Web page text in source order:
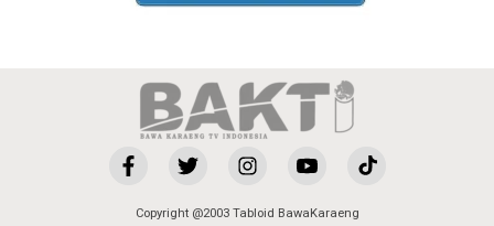
Copyright @2003 Tabloid BawaKaraeng